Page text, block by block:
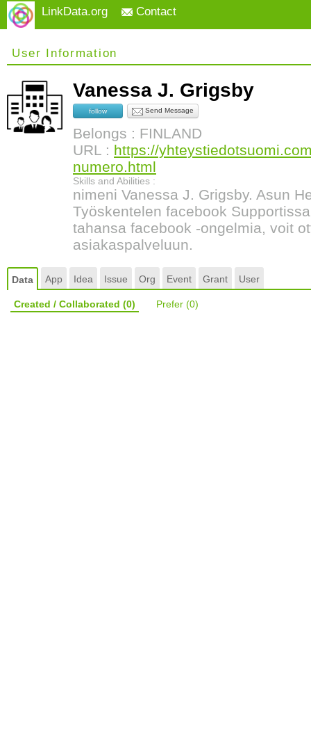
LinkData.org Contact
User Information
Vanessa J. Grigsby
follow Send Message
Belongs : FINLAND
URL : https://
numero.html
Skills and Abilities :
nimeni Vanessa J. Grigsby. Asun
Työskentelen facebook
tahansa facebook -ongelmia, voit
asiakaspalveluun.
Data App Idea Issue Org Event Grant User
Created / Collaborated (0) Prefer (0)